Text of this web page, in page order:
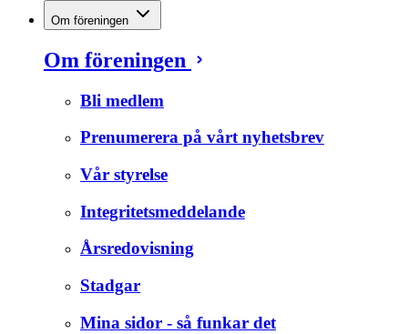
Om föreningen
Om föreningen
Bli medlem
Prenumerera på vårt nyhetsbrev
Vår styrelse
Integritetsmeddelande
Årsredovisning
Stadgar
Mina sidor - så funkar det